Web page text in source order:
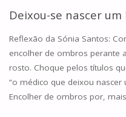
Deixou-se nascer um
Reflexão da Sónia Santos:
encolher de ombros perante
rosto. Choque pelos títulos
“o médico que deixou
Encolher de ombros por,